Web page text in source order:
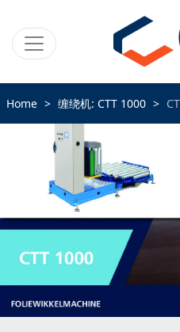
Home 缠绕机: CTT 1000